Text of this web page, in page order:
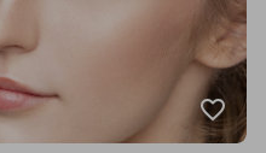
favorite_border